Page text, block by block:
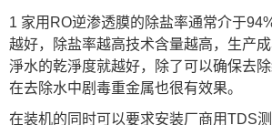
1 家用RO逆渗透膜的除盐率通常介于
越好，除盐率越高技术含量越高，生产
淨水的乾淨度就越好，除了可以确保去除
在去除水中剧毒重金属也很有效果。
在装机的同时可以要求安装厂商用TDS